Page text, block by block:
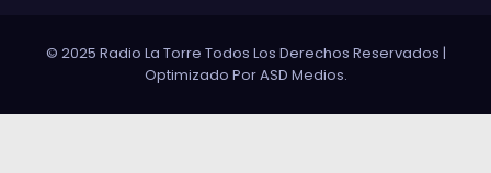
© 2025 Radio La Torre Todos Los Derechos Reservados |
Optimizado PorASD Medios.